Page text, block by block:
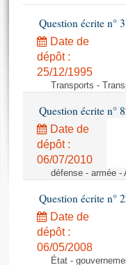
Projets de loi
Propositions de loi
Amendements
Textes adoptés
Rapports
Rapports d'enquête
Rapports législatifs
Dossiers législatifs
Budget et sécurité
Questions écrites et
Histoire
Juniors
Anciennes
Liens vers les
Contacts et plan
Photos libres de
Question écrite n°
Date de
dépôt :
25/12/1995
Transports -
Question écrite n°
Date de
dépôt :
06/07/2010
défense - armée
Question écrite n°
Date de
dépôt :
06/05/2008
État -